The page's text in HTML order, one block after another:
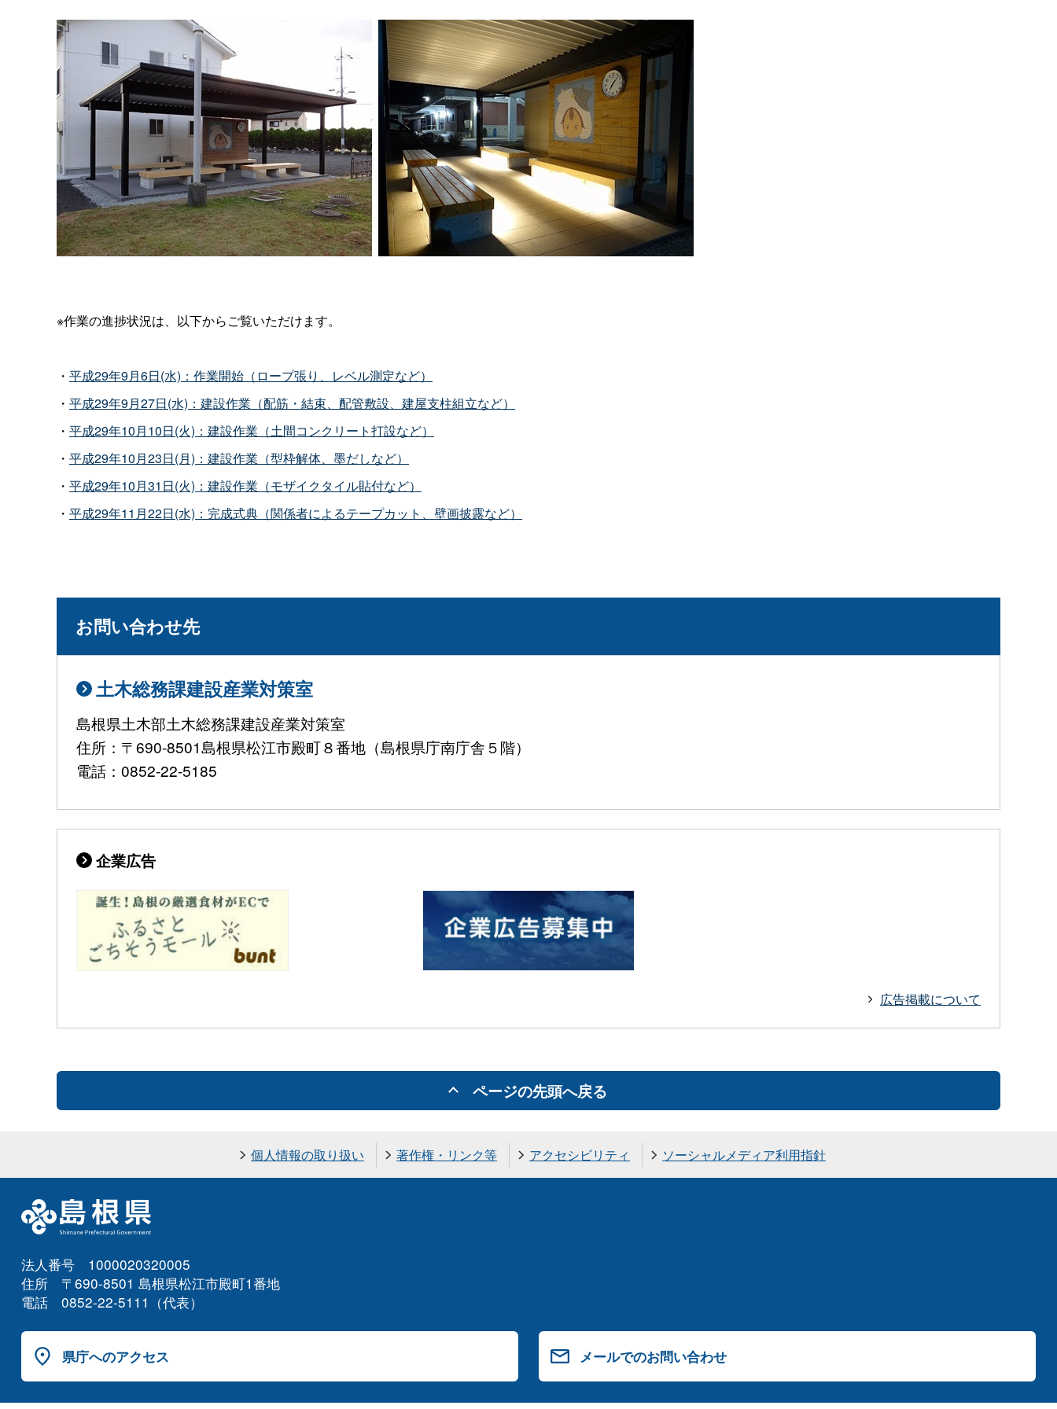
※作業の進捗状況は、以下からご覧いただけます。
・ 平成29年9月6日(水)：作業開始（ロープ張り、レベル測定など）
・ 平成29年9月27日(水)：建設作業（配筋・結束、配管敷設、建屋支柱組立など）
・ 平成29年10月10日(火)：建設作業（土間コンクリート打設など）
・ 平成29年10月23日(月)：建設作業（型枠解体、墨だしなど）
・ 平成29年10月31日(火)：建設作業（モザイクタイル貼付など）
・ 平成29年11月22日(水)：完成式典（関係者によるテープカット、壁画披露など）
お問い合わせ先
土木総務課建設産業対策室
島根県土木部土木総務課建設産業対策室
住所：〒690-8501島根県松江市殿町８番地（島根県庁南庁舎５階）
電話：0852-22-5185
企業広告
広告掲載について
ページの先頭へ戻る
個人情報の取り扱い 著作権・リンク等 アクセシビリティ ソーシャルメディア利用指針
法人番号 1000020320005
住所 〒690-8501 島根県松江市殿町1番地
電話 0852-22-5111（代表）
県庁へのアクセス メールでのお問い合わせ